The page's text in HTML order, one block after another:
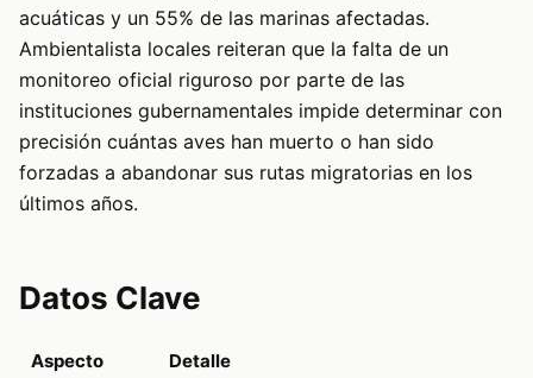
acuáticas y un 55% de las marinas afectadas.
Ambientalista locales reiteran que la falta de un
monitoreo oficial riguroso por parte de las
instituciones gubernamentales impide determinar con
precisión cuántas aves han muerto o han sido
forzadas a abandonar sus rutas migratorias en los
últimos años.
Datos Clave
Aspecto Detalle